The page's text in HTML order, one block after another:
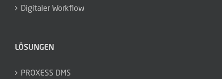
Digitaler Workflow
LÖSUNGEN
PROXESS DMS